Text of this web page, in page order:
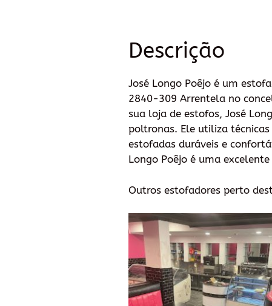
Descrição
José Longo Poêjo é um
2840-309 Arrentela no
sua loja de estofos, José
poltronas. Ele utiliza
estofadas duráveis e
Longo Poêjo é uma
Outros estofadores perto